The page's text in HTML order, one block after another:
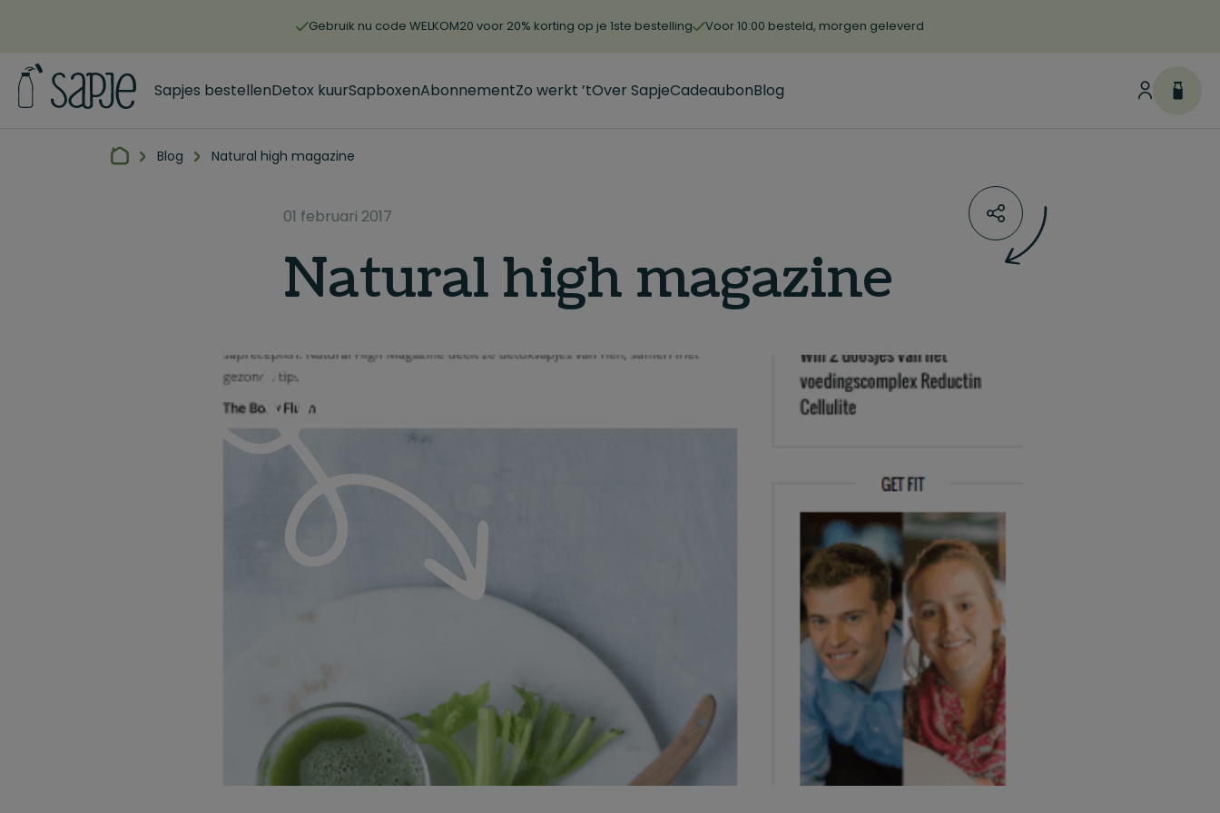
Gebruik nu code WELKOM20 voor 20% korting op je 1ste bestelling Voor 10:00 besteld, morgen geleverd
Sapjes bestellenDetox kuurSapboxenAbonnementZo werkt ’tOver SapjeCadeaubonBlog
Blog Natural high magazine
01 februari 2017
Natural high magazine